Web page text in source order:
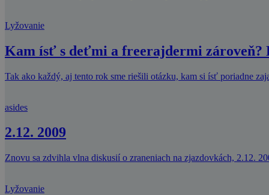
Lyžovanie
Kam ísť s deťmi a freerajdermi zároveň?
Tak ako každý, aj tento rok sme riešili otázku, kam si ísť poriadne
asides
2.12. 2009
Znovu sa zdvihla vlna diskusií o zraneniach na zjazdovkách, 2.12.
Lyžovanie